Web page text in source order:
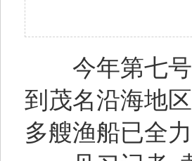
今年第七号
到茂名沿海地
多艘渔船已全